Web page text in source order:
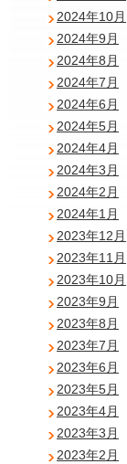
2024年10月
2024年9月
2024年8月
2024年7月
2024年6月
2024年5月
2024年4月
2024年3月
2024年2月
2024年1月
2023年12月
2023年11月
2023年10月
2023年9月
2023年8月
2023年7月
2023年6月
2023年5月
2023年4月
2023年3月
2023年2月